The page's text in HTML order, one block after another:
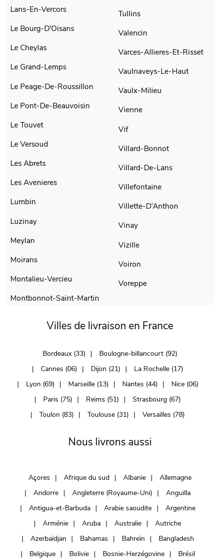
Lans-En-Vercors
Le Bourg-D'Oisans
Le Cheylas
Le Grand-Lemps
Le Peage-De-Roussillon
Le Pont-De-Beauvoisin
Le Touvet
Le Versoud
Les Abrets
Les Avenieres
Lumbin
Luzinay
Meylan
Moirans
Montalieu-Vercieu
Montbonnot-Saint-Martin
Tullins
Valencin
Varces-Allieres-Et-Risset
Vaulnaveys-Le-Haut
Vaulx-Milieu
Vienne
Vif
Villard-Bonnot
Villard-De-Lans
Villefontaine
Villette-D'Anthon
Vinay
Vizille
Voiron
Voreppe
Villes de livraison en France
Bordeaux (33)
Boulogne-billancourt (92)
Cannes (06)
Dijon (21)
La Rochelle (17)
Lyon (69)
Marseille (13) Nantes (44)
Nice (06)
Paris (75)
Reims (51)
Strasbourg (67)
Toulon (83)
Toulouse (31) Versailles (78)
Nous livrons aussi
Açores Afrique du sud Albanie
Allemagne
Andorre
Angleterre (Royaume-Uni)
Anguilla
Antigua-et-Barbuda
Arabie saoudite
Argentine
Arménie
Aruba Australie
Autriche
Azerbaïdjan
Bahamas Bahreïn
Bangladesh
Belgique
Bolivie Bosnie-Herzégovine
Brésil